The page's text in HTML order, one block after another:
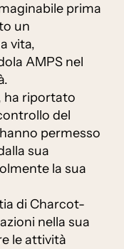
prima
un
vita,
AMPS nel
ha riportato
del
permesso
sua
la sua
di Charcot-
nella sua
le attività